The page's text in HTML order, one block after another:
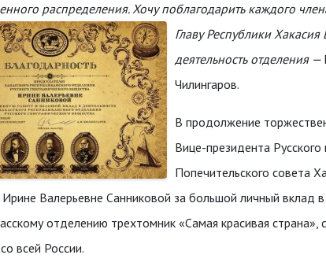
распределения. Хочу поблагодарить каждого
Главу Республики
деятельность отделения —
Чилингаров.
В продолжение
Вице-президента
Попечительского совета
Валерьевне Санниковой за большой личный вклад
отделению трехтомник «Самая красивая
всей России.